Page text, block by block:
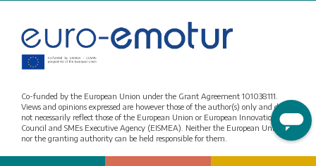
Co-funded by the European Union under the Grant Agreement 101038111.
Views and opinions expressed are however those of the author(s) only and do
not necessarily reflect those of the European Union or European Innovation
Council and SMEs Executive Agency (EISMEA). Neither the European Union
nor the granting authority can be held responsible for them.